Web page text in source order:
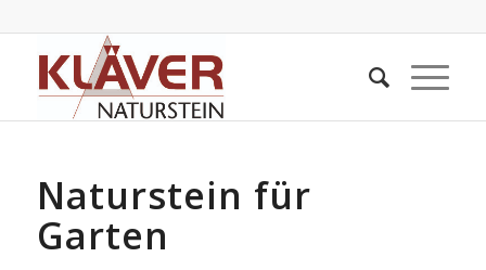
Naturstein für
Garten